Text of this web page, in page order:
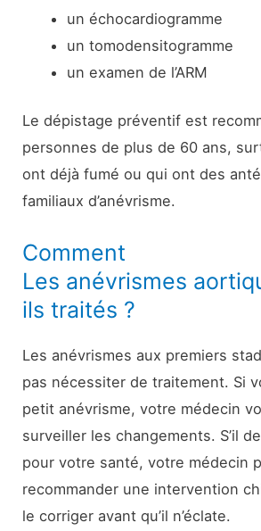
un échocardiogramme
un tomodensitogramme
un examen de l’ARM
Le dépistage préventif est
personnes de plus de 60 ans,
ont déjà fumé ou qui ont des
familiaux d’anévrisme.
Comment
Les anévrismes
ils traités ?
Les anévrismes aux premiers
pas nécessiter de traitement. Si
petit anévrisme, votre médecin
surveiller les changements. S’il
pour votre santé, votre médecin
recommander une intervention
le corriger avant qu’il n’éclate.